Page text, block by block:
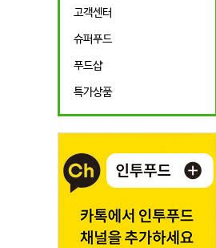
고객센터
슈퍼푸드
푸드샵
특가상품